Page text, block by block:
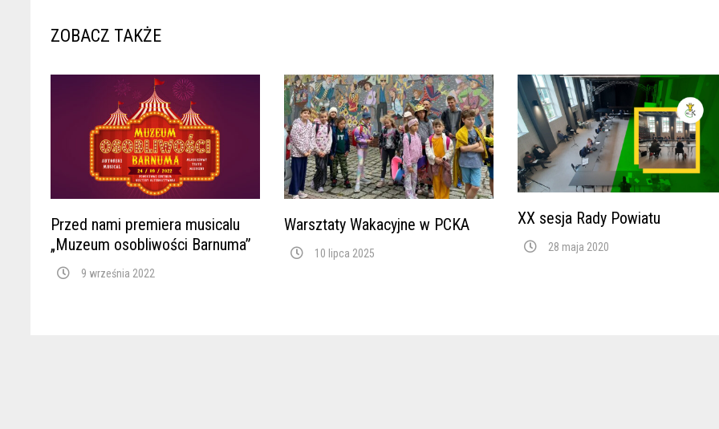
ZOBACZ TAKŻE
Przed nami premiera musicalu
„Muzeum osobliwości Barnuma”
9 września 2022
Warsztaty Wakacyjne w PCKA
10 lipca 2025
XX sesja Rady Powiatu
28 maja 2020